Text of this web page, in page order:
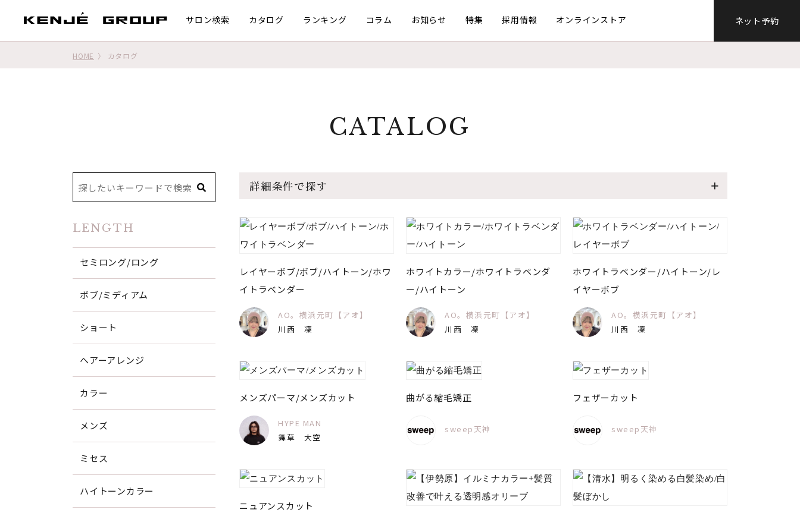
サロン検索 カタログ ランキング コラム お知らせ 特集 採用情報 オンラインストア ネット予約
HOME カタログ
CATALOG
詳細条件で探す
レイヤーボブ/ボブ/ハイトーン/ホワ
イトラベンダー
AO。横浜元町【アオ】
川西 凜
ホワイトカラー/ホワイトラベンダ
ー/ハイトーン
AO。横浜元町【アオ】
川西 凜
ホワイトラベンダー/ハイトーン/レ
イヤーボブ
AO。横浜元町【アオ】
川西 凜
メンズパーマ/メンズカット
HYPE MAN
舞草 大空
曲がる縮毛矯正
sweep天神
フェザーカット
sweep天神
ニュアンスカット
LENGTH
セミロング/ロング
ボブ/ミディアム
ショート
ヘアーアレンジ
カラー
メンズ
ミセス
ハイトーンカラー